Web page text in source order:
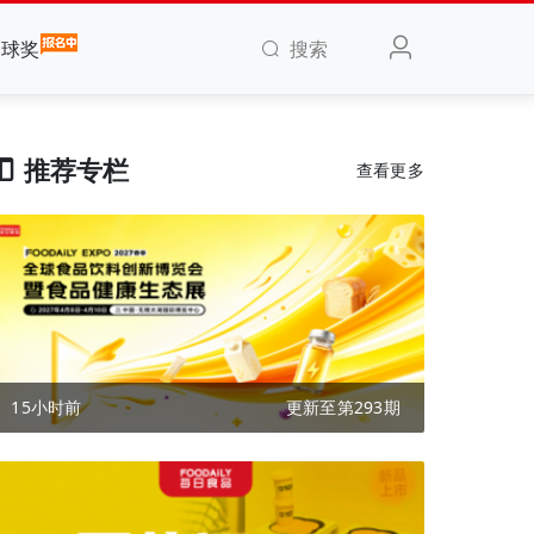
奖 搜索
推荐专栏 查看更多
15小时前 更新至第293期